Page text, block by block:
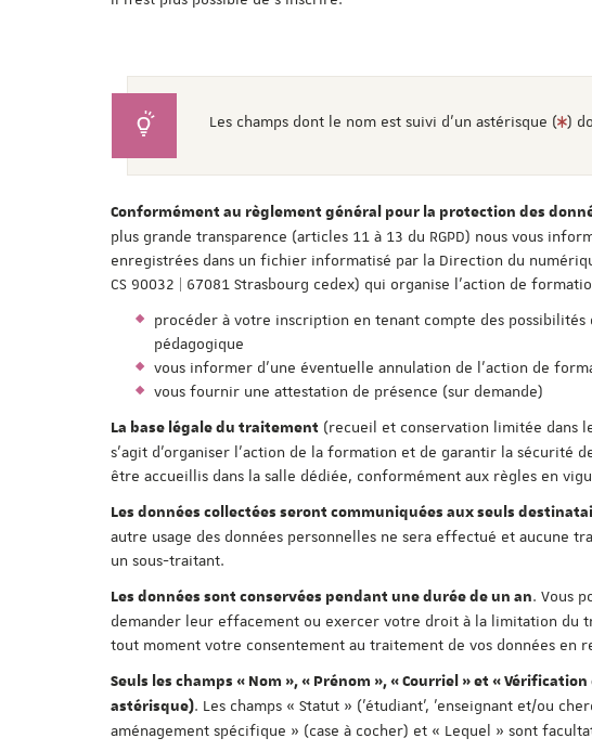
Les champs dont le nom est suivi d'un astérisque ( )
Conformément au règlement général pour la protection des
plus grande transparence (articles 11 à 13 du RGPD) nous vous
enregistrées dans un fichier informatisé par la Direction du
CS 90032 | 67081 Strasbourg cedex) qui organise l'action de
procéder à votre inscription en tenant compte des
pédagogique
vous informer d'une éventuelle annulation de l'action de
vous fournir une attestation de présence (sur demande)
La base légale du traitement (recueil et conservation limitée dans
s'agit d'organiser l'action de la formation et de garantir la sécurité
être accueillis dans la salle dédiée, conformément aux règles en
Les données collectées seront communiquées aux seuls
autre usage des données personnelles ne sera effectué et aucune
un sous-traitant.
Les données sont conservées pendant une durée de un an. Vous
demander leur effacement ou exercer votre droit à la limitation du
tout moment votre consentement au traitement de vos données en
Seuls les champs « Nom », « Prénom », « Courriel » et «
astérisque). Les champs « Statut » ('étudiant', 'enseignant et/ou
aménagement spécifique » (case à cocher) et « Lequel » sont